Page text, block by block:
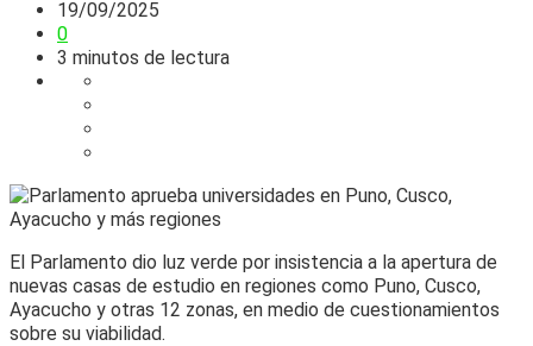
19/09/2025
0
3 minutos de lectura
El Parlamento dio luz verde por insistencia a la apertura de
nuevas casas de estudio en regiones como Puno, Cusco,
Ayacucho y otras 12 zonas, en medio de cuestionamientos
sobre su viabilidad.